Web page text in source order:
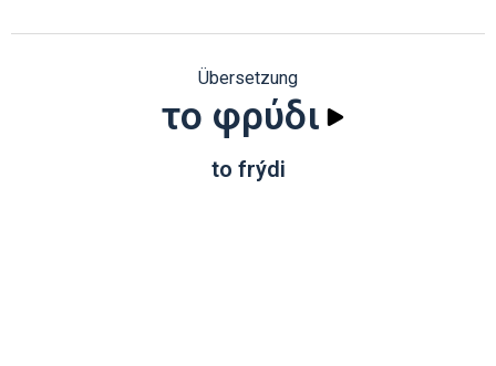
Übersetzung
το φρύδι
to frýdi